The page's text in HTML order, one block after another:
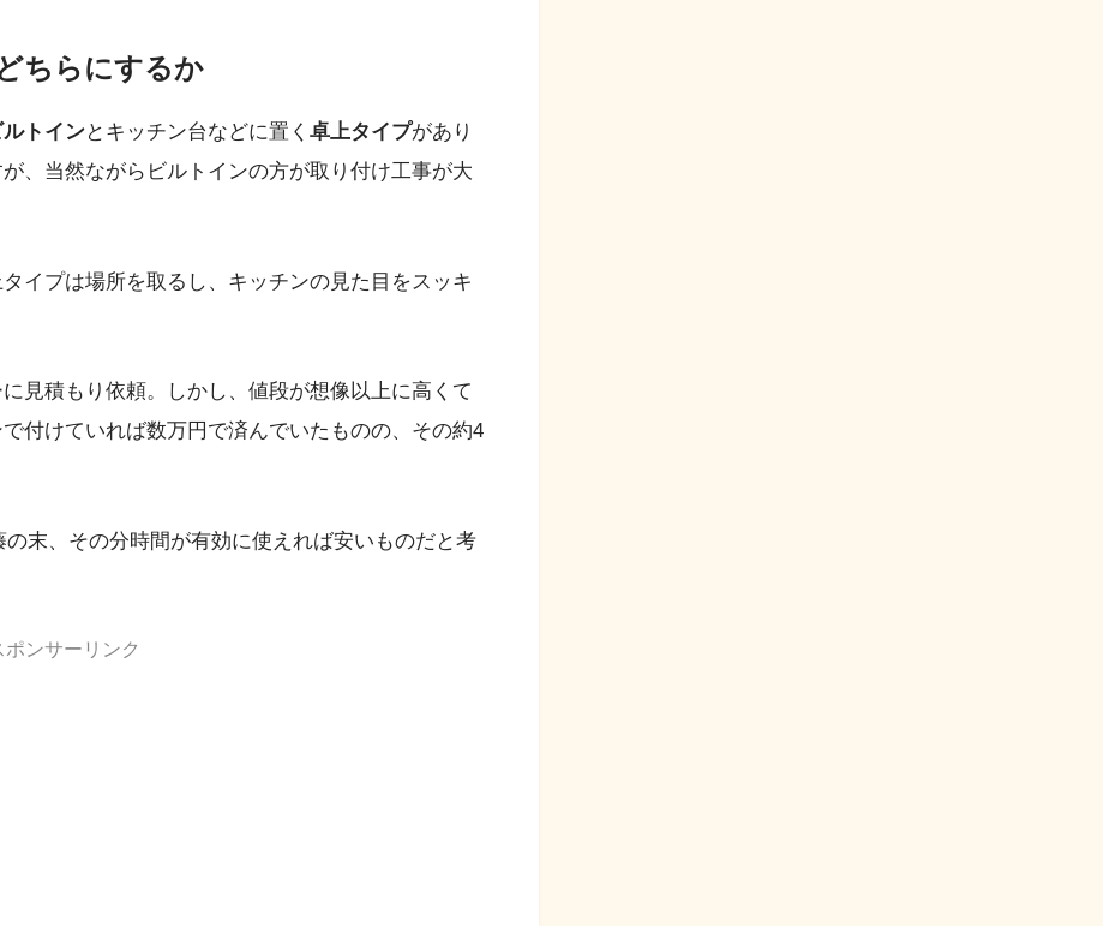
ちらにするか
ルトインとキッチン台などに置く 卓上タイプがあり
、当然ながらビルトインの方が取り付け工事が大
イプは場所を取るし、キッチンの見た目をスッキ
見積もり依頼。しかし、値段が想像以上に高くて
付けていれば数万円で済んでいたものの、その約4
末、その分時間が有効に使えれば安いものだと考
ポンサーリンク